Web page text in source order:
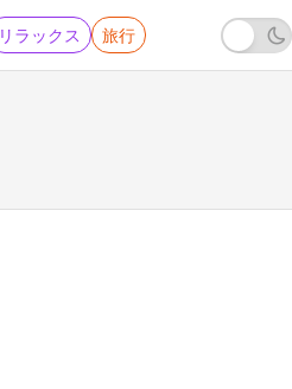
リラックス 旅行